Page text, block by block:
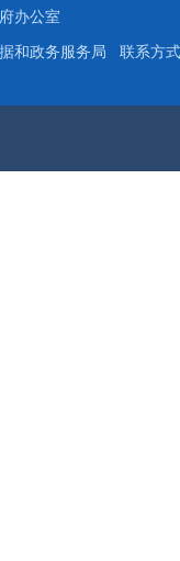
府办公室
和政务服务局 联系方